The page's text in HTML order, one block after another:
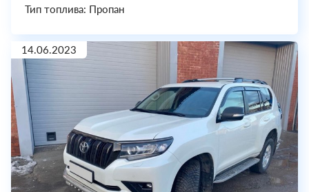
Тип топлива: Пропан
14.06.2023